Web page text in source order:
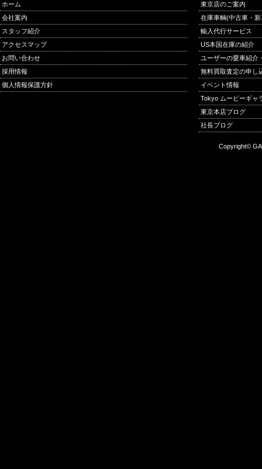
ホーム
会社案内
スタッフ紹介
アクセスマップ
お問い合わせ
採用情報
個人情報保護方針
東京店のご案内
在庫車輌(中古車・
輸入代行サービス
US本国在庫の紹介
ユーザーの愛車紹介
無料買取査定の申し
イベント情報
Tokyo ムービーギャ
東京本店ブログ
社長ブログ
Copyright©